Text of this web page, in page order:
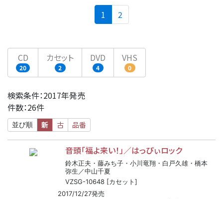
1 (current)
2
CD
20
カセット
2
DVD
4
VHS
0
検索条件：2017年発売
件数：26件
並び順 新 古 品番
音頭「福よ来い！」／はっぴぃロック
鈴木正夫・藤みち子・小川竜翔・白戸久雄・橋本
弥生／中山千夏
VZSG-10648 [カセット]
2017/12/27発売